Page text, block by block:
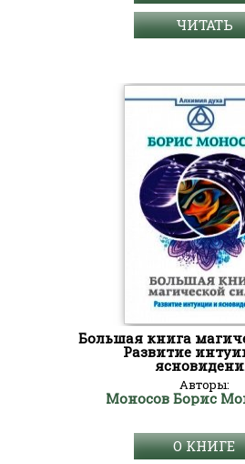
ЧИТАТЬ
Большая книга
Развитие
Авторы:
Моносов Борис
О КНИГЕ